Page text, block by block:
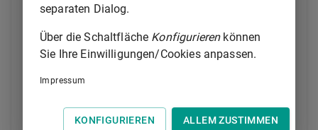
einschließlich der Betriebs- und
ordnungsgemäßen Erfüllung ihrer Aufgaben
erforderlich ist. Für den vertraulichen Umgang mit
den Akten gilt
(2) Die Monopolkommission leitet ihre Gutachten der
separaten Dialog.
Über die Schaltfläche Konfigurierenkönnen
Sie Ihre Einwilligungen/Cookies anpassen.
Impressum
KONFIGURIEREN ALLEM ZUSTIMMEN